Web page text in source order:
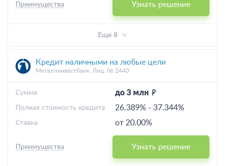
Узнать решение
Преимущества
Еще 8
Кредит наличными на любые цели
Металлинвестбанк, Лиц. № 2440
до 3 млн
Cумма
26.389% - 37.344%
Полная стоимость кредита
от 20.00%
Ставка
Узнать решение
Преимущества